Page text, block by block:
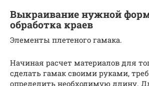
Выкраивание нужной
обработка краев
Элементы плетеного гамака.
Начиная расчет материалов для
сделать гамак своими руками,
определить необходимую длину.